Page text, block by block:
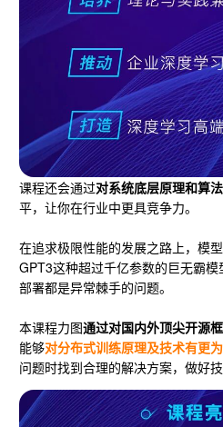
课程还会通过对系统底层原理和算
平，让你在行业中更具竞争力。
在追求极限性能的发展之路上，模
GPT3这种超过千亿参数的巨无霸
部署都是异常棘手的问题。
本课程力图通过对国内外顶尖开源
能够对分布式训练原理及技术有更为
问题时找到合理的解决方案，做好技